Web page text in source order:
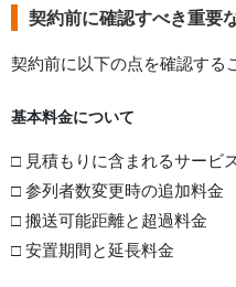
契約前に確認すべき重要
契約前に以下の点を確認する
基本料金について
□ 見積もりに含まれるサービ
□ 参列者数変更時の追加料金
□ 搬送可能距離と超過料金
□ 安置期間と延長料金